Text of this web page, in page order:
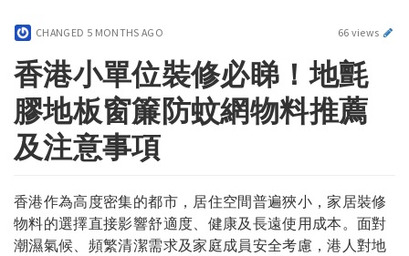
CHANGED 5 MONTHS AGO 66 views
香港小單位裝修必睇！地氈
膠地板窗簾防蚊網物料推薦
及注意事項
香港作為高度密集的都市，居住空間普遍狹小，家居裝修
物料的選擇直接影響舒適度、健康及長遠使用成本。面對
潮濕氣候、頻繁清潔需求及家庭成員安全考慮，港人對地